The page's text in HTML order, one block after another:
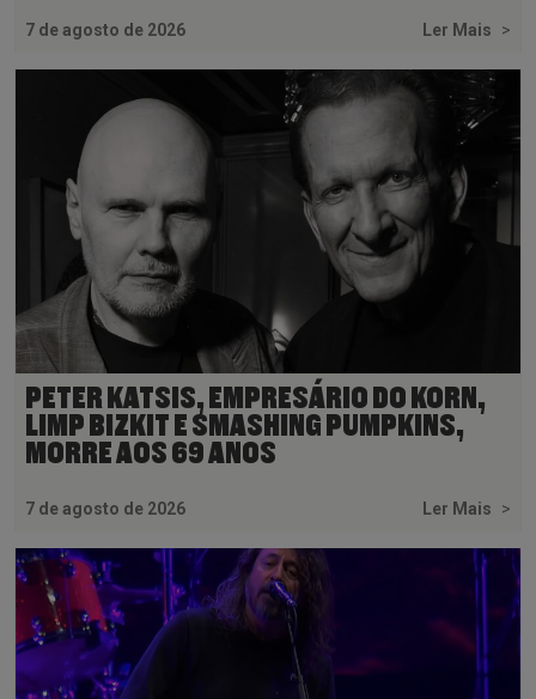
7 de agosto de 2026 Ler Mais >
PETER KATSIS, EMPRESÁRIO DO KORN,
LIMP BIZKIT E SMASHING PUMPKINS,
MORRE AOS 69 ANOS
7 de agosto de 2026 Ler Mais >